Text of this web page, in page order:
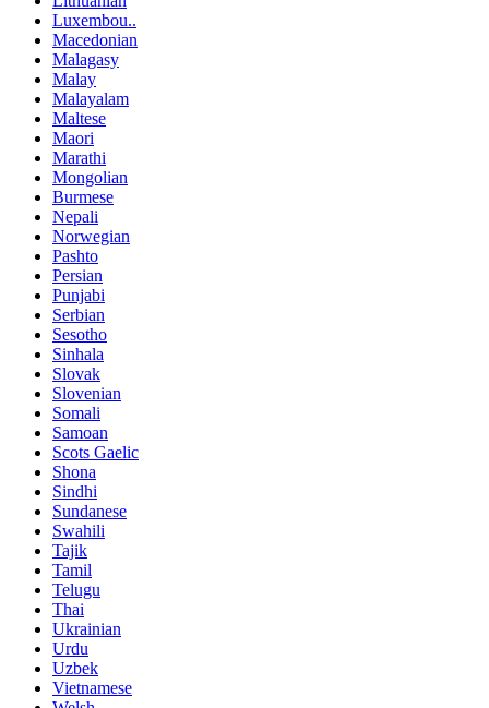
Luxembou..
Macedonian
Malagasy
Malay
Malayalam
Maltese
Maori
Marathi
Mongolian
Burmese
Nepali
Norwegian
Pashto
Persian
Punjabi
Serbian
Sesotho
Sinhala
Slovak
Slovenian
Somali
Samoan
Scots Gaelic
Shona
Sindhi
Sundanese
Swahili
Tajik
Tamil
Telugu
Thai
Ukrainian
Urdu
Uzbek
Vietnamese